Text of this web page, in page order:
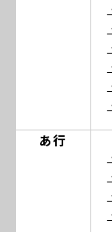
あ行